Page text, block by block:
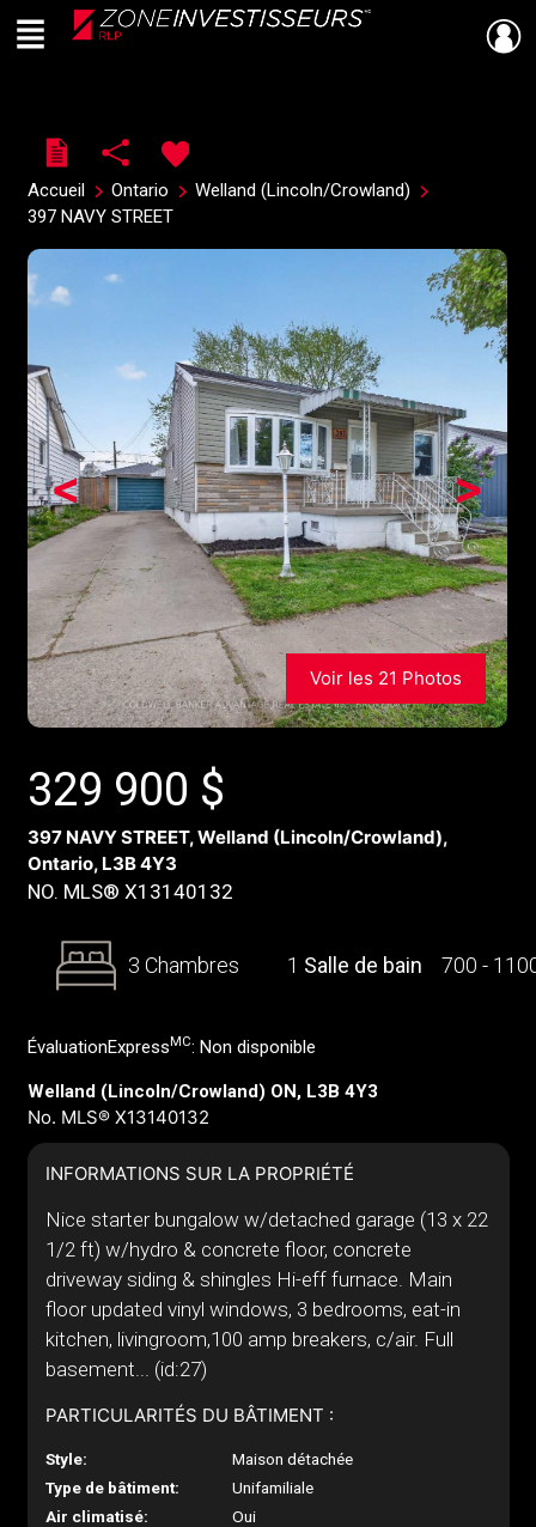
Live
En Direct
Menu
Accueil Ontario
Welland (Lincoln/Crowland)
397 NAVY STREET
>
<
Voir les 21 Photos
329 900 $
397 NAVY STREET, Welland (Lincoln/Crowland),
Ontario, L3B 4Y3
NO. MLS® X13140132
3 Chambres 1 Salle de bain 700 -
ÉvaluationExpress MC: Non disponible
Welland (Lincoln/Crowland) ON, L3B 4Y3
No. MLS® X13140132
INFORMATIONS SUR LA PROPRIÉTÉ
Nice starter bungalow w/detached garage (13 x 22
1/2 ft) w/hydro & concrete floor, concrete
driveway siding & shingles Hi-eff furnace. Main
floor updated vinyl windows, 3 bedrooms, eat-in
kitchen, livingroom,100 amp breakers, c/air. Full
basement... (id:27)
PARTICULARITÉS DU BÂTIMENT :
Style:
Maison détachée
Type de bâtiment:
Unifamiliale
Air climatisé:
Oui